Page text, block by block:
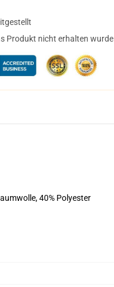
Produkt nicht erhalten wurde
40% Polyester